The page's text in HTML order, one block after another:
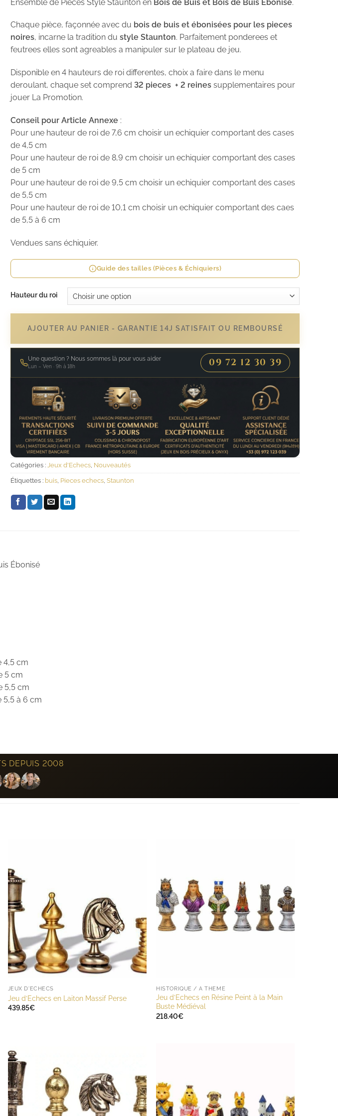
Ensemble de Pièces Style Staunton en Bois de Buis et Bois de Buis Ébonisé.
Chaque pièce, façonnée avec du bois de buis et ébonisées pour les pieces
noires, incarne la tradition du style Staunton. Parfaitement ponderees et
feutrees elles sont agreables a manipuler sur le plateau de jeu.
Disponible en 4 hauteurs de roi differentes, choix a faire dans le menu
deroulant, chaque set comprend 32 pieces + 2 reines supplementaires pour
jouer La Promotion.
Conseil pour Article Annexe :
Pour une hauteur de roi de 7,6 cm choisir un echiquier comportant des cases
de 4,5 cm
Pour une hauteur de roi de 8,9 cm choisir un echiquier comportant des cases
de 5 cm
Pour une hauteur de roi de 9,5 cm choisir un echiquier comportant des cases
de 5,5 cm
Pour une hauteur de roi de 10,1 cm choisir un echiquier comportant des caes
de 5,5 à 6 cm
Vendues sans échiquier.
Guide des tailles (Pièces & Échiquiers)
Hauteur du roi
AJOUTER AU PANIER - GARANTIE 14J SATISFAIT OU REMBOURSÉ
Une question ? Nous sommes là pour vous aider
Lun – Ven · 9h à 18h 09 72 12 30 39
Catégories : Jeux d'Echecs, Nouveautés
Étiquettes : buis, Pieces echecs, Staunton
Ébonisé
4,5 cm
5 cm
5,5 cm
5,5 à 6 cm
DEPUIS 2008
JEUX D'ECHECS
Jeu d’Echecs en Laiton Massif Perse
439.85€
HISTORIQUE / A THÈME
Jeu d’Echecs en Résine Peint à la Main
Buste Médiéval
218.40€